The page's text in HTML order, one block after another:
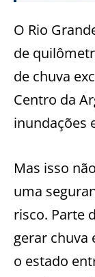
O Rio
de
de chuva
Centro da
inundações
Mas isso
uma
risco. Parte
gerar chuva
o estado